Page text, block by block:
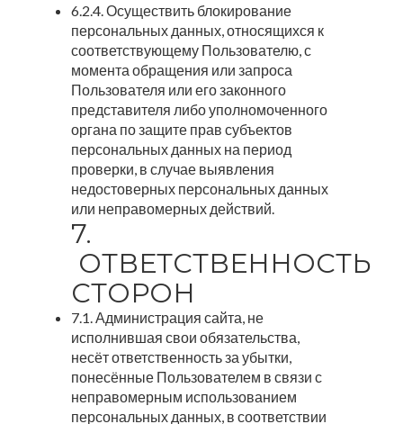
6.2.4. Осуществить блокирование
персональных данных, относящихся к
соответствующему Пользователю, с
момента обращения или запроса
Пользователя или его законного
представителя либо уполномоченного
органа по защите прав субъектов
персональных данных на период
проверки, в случае выявления
недостоверных персональных данных
или неправомерных действий.
7.
ОТВЕТСТВЕННОСТЬ
СТОРОН
7.1. Администрация сайта, не
исполнившая свои обязательства,
несёт ответственность за убытки,
понесённые Пользователем в связи с
неправомерным использованием
персональных данных, в соответствии